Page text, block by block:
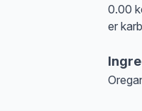
0.00
er